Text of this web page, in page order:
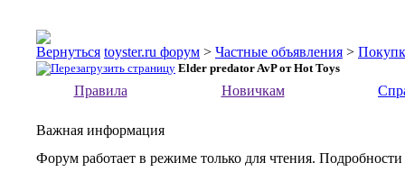
toyster.ru форум > Частные объявления >
Elder predator AvP от Hot Toys
Правила Новичкам
Важная информация
Форум работает в режиме только для чтения.